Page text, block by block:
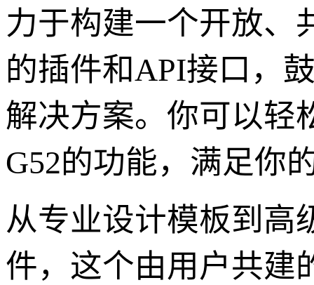
力于构建一个开放、
的插件和API接口，
解决方案。你可以轻
G52的功能，满足你
从专业设计模板到高
件，这个由用户共建